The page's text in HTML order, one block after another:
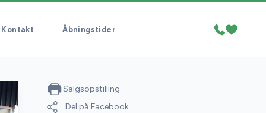
Kontakt Åbningstider
Salgsopstilling
Del på Facebook